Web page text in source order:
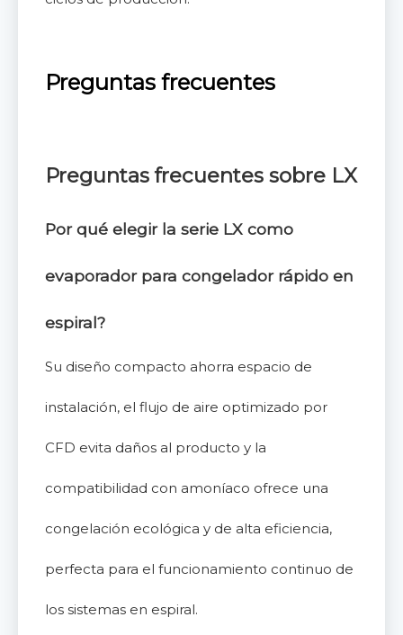
Preguntas frecuentes
Preguntas frecuentes sobre LX
Por qué elegir la serie LX como
evaporador para congelador rápido en
espiral?
Su diseño compacto ahorra espacio de
instalación, el flujo de aire optimizado por
CFD evita daños al producto y la
compatibilidad con amoníaco ofrece una
congelación ecológica y de alta eficiencia,
perfecta para el funcionamiento continuo de
los sistemas en espiral.